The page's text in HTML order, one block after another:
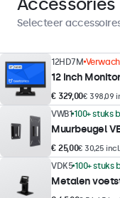
Maximale helderheid
300 nits (typisch)
Minimale helderheid
1 nit
Contrast
Selecteer
12HD7M
12 Inch
€ 329,00€ 398,09
VWB1 100+ stuks
Muurbeugel
€ 25,00€ 30,25
VDK5 100+ stuks
Metalen